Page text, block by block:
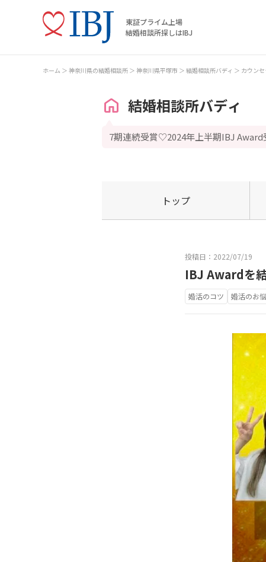
東証プライム上場
結婚相談所探しはIBJ
ホーム 神奈川県の結婚相談所 神奈川県平塚市 結婚相談所バディ カウン
結婚相談所バディ
7期連続受賞♡2024年上半期IBJ
トップ
投稿日：2022/07/19
IBJ Awardを
婚活のコツ 婚活のお